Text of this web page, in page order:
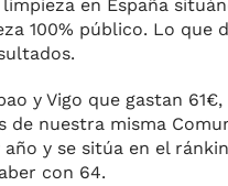
en España
100% público. Lo que
y Vigo que gastan
nuestra misma
y se sitúa en el
con 64.